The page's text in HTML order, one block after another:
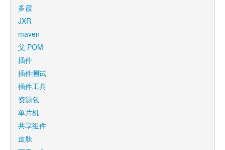
多霞
JXR
maven
父 POM
插件
插件测试
插件工具
资源包
单片机
共享组件
皮肤